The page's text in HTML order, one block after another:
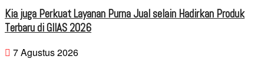
Kia juga Perkuat Layanan Purna Jual selain Hadirkan Produk
Terbaru di GIIAS 2026
7 Agustus 2026